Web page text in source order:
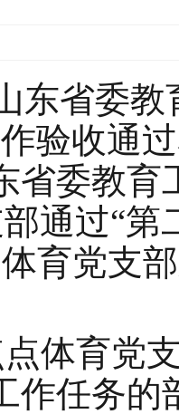
东省委
验收通
省委教育
通过“第
育党支
点体育党
作任务的